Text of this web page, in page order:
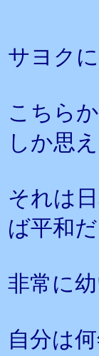
サヨク
こちら
しか思え
それは
ば平和
非常に
自分は